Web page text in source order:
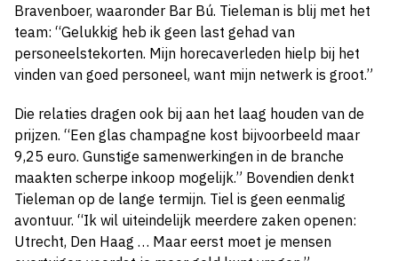
Bravenboer, waaronder Bar Bú. Tieleman is blij met het
team: “Gelukkig heb ik geen last gehad van
personeelstekorten. Mijn horecaverleden hielp bij het
vinden van goed personeel, want mijn netwerk is groot.”
Die relaties dragen ook bij aan het laag houden van de
prijzen. “Een glas champagne kost bijvoorbeeld maar
9,25 euro. Gunstige samenwerkingen in de branche
maakten scherpe inkoop mogelijk.” Bovendien denkt
Tieleman op de lange termijn. Tiel is geen eenmalig
avontuur. “Ik wil uiteindelijk meerdere zaken openen:
Utrecht, Den Haag … Maar eerst moet je mensen